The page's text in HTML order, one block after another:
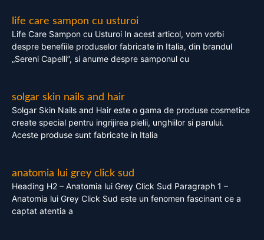
life care sampon cu usturoi
Life Care Sampon cu Usturoi In acest articol, vom vorbi
despre benefiile produselor fabricate in Italia, din brandul
„Sereni Capelli”, si anume despre samponul cu
solgar skin nails and hair
Solgar Skin Nails and Hair este o gama de produse cosmetice
create special pentru ingrijirea pielii, unghiilor si parului.
Aceste produse sunt fabricate in Italia
anatomia lui grey click sud
Heading H2 – Anatomia lui Grey Click Sud Paragraph 1 –
Anatomia lui Grey Click Sud este un fenomen fascinant ce a
captat atentia a